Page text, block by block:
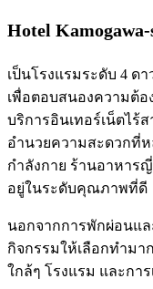
Hotel Kamogawa-
เป็นโรงแรมระดับ 4 ด
เพื่อตอบสนองความต้
บริการอินเทอร์เน็ตไร้
อำนวยความสะดวกที่
กำลังกาย ร้านอาหาร
อยู่ในระดับคุณภาพที่ดี
นอกจากการพักผ่อนแล
กิจกรรมให้เลือกทำมา
ใกล้ๆ โรงแรม และกา